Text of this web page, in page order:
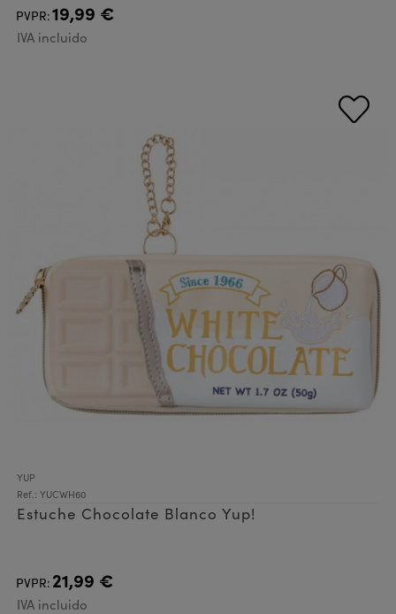
PVPR:19,99 €
IVA incluido
YUP
Ref.: YUCWH60
Estuche Chocolate Blanco Yup!
PVPR: 21,99 €
IVA incluido